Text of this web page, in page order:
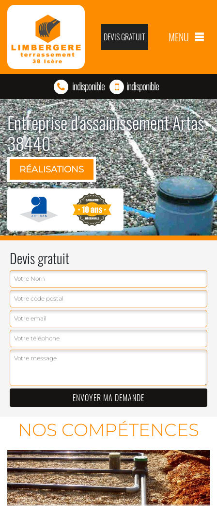
DEVIS GRATUIT MENU
indisponible indisponible
Entreprise d'assainissement Artas
38440
RÉALISATIONS
Devis gratuit
NOS COMPÉTENCES